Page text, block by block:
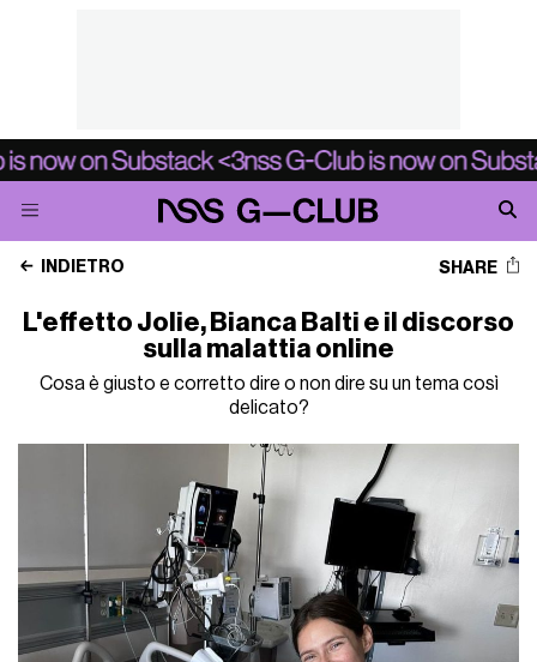
INDIETRO SHARE
L'effetto Jolie, Bianca Balti e il discorso
sulla malattia online
Cosa è giusto e corretto dire o non dire su un tema così
delicato?